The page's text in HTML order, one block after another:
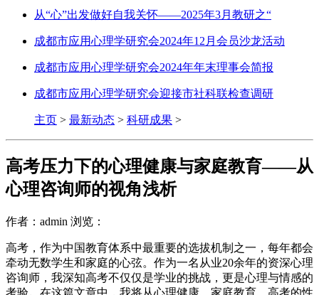
从“心”出发做好自我关怀——2025年3月教研之“
成都市应用心理学研究会2024年12月会员沙龙活动
成都市应用心理学研究会2024年年末理事会简报
成都市应用心理学研究会迎接市社科联检查调研
主页 > 最新动态 > 科研成果 >
高考压力下的心理健康与家庭教育——从
心理咨询师的视角浅析
作者：admin 浏览：
高考，作为中国教育体系中最重要的选拔机制之一，每年都会
牵动无数学生和家庭的心弦。作为一名从业20余年的资深心理
咨询师，我深知高考不仅仅是学业的挑战，更是心理与情感的
考验。在这篇文章中，我将从心理健康、家庭教育、高考的性